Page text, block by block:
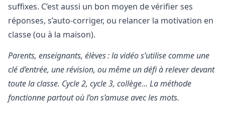
suffixes. C’est aussi un bon moyen de vérifier ses
réponses, s’auto-corriger, ou relancer la motivation en
classe (ou à la maison).
Parents, enseignants, élèves : la vidéo s’utilise comme une
clé d’entrée, une révision, ou même un défi à relever devant
toute la classe. Cycle 2, cycle 3, collège… La méthode
fonctionne partout où l’on s’amuse avec les mots.